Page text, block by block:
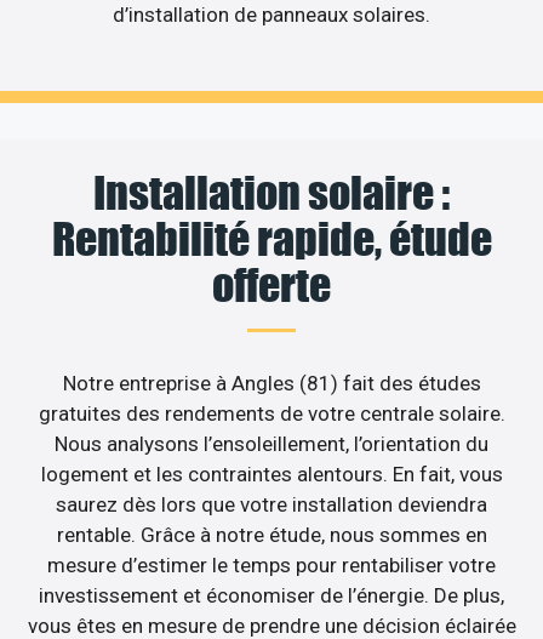
d’installation de panneaux solaires.
Installation solaire :
Rentabilité rapide, étude
offerte
Notre entreprise à Angles (81) fait des études
gratuites des rendements de votre centrale solaire.
Nous analysons l’ensoleillement, l’orientation du
logement et les contraintes alentours. En fait, vous
saurez dès lors que votre installation deviendra
rentable. Grâce à notre étude, nous sommes en
mesure d’estimer le temps pour rentabiliser votre
investissement et économiser de l’énergie. De plus,
vous êtes en mesure de prendre une décision éclairée